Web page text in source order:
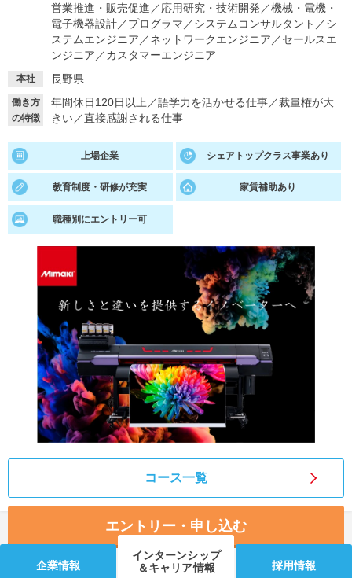
就活ノウハウ・サポート
就活支援 就活コラム
適職診断 就活チャンネル
就活ニュースペーパー
就活時事ニュースを更新
よくある質問
不明点があればこちら
営業推進・販売促進 ／応用研究・技術開発 ／機械・電機・
電子機器設計／プログラマ ／システムコンサルタント ／シ
ステムエンジニア ／ネットワークエンジニア ／セールスエ
ンジニア ／カスタマーエンジニア
本社 長野県
働き方
の特徴
年間休日120日以上 ／語学力を活かせる仕事／裁量権が大
きい／直接感謝される仕事
上場企業 シェアトップクラス事業あり
教育制度・研修が充実 家賃補助あり
職種別にエントリー可
コース一覧
エントリー・申し込む
企業情報
インターンシップ
＆キャリア情報
採用情報